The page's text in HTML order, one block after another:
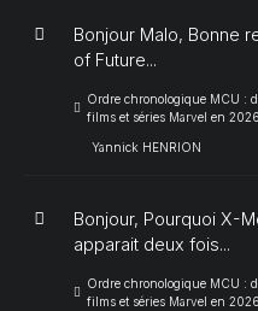
Bonjour Malo, Bonne
of Future...
Ordre chronologique MCU :
films et séries Marvel en
Yannick HENRION
Bonjour, Pourquoi X-
apparait deux fois...
Ordre chronologique MCU :
films et séries Marvel en